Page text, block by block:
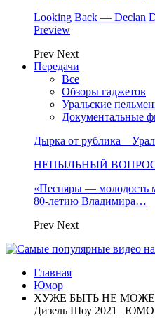
Looking Back — Declan
Preview
Prev Next
Передачи
Все
Обзоры гаджетов
Уральские
Документальные
Дырка от рублика –
НЕПЫЛЬНЫЙ
«Песняры — молодость
80-летию Владимира…
Prev Next
Главная
Юмор
ХУЖЕ БЫТЬ НЕ МОЖЕТ:
Дизель Шоу 2021 |